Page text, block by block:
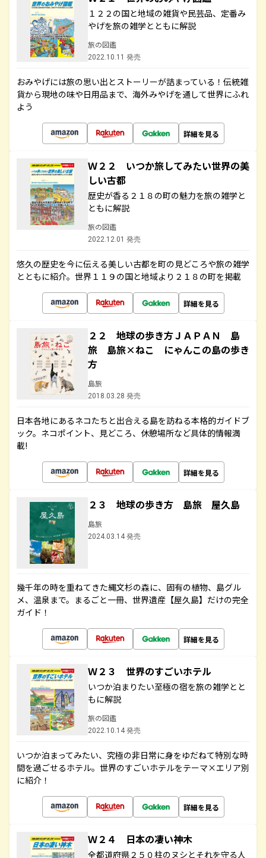
１２２の国と地域の雑貨や民芸品、定番み
やげを旅の雑学とともに解説
旅の図鑑
2022.10.11 発売
おみやげには旅の思い出とストーリーが詰まっている！伝統雑
貨から現地の味や日用品まで、海外みやげを通して世界にふれ
よう
詳細を見る
Ｗ２２ いつか旅してみたい世界の美
しい古都
歴史が香る２１８の町の魅力を旅の雑学と
ともに解説
旅の図鑑
2022.12.01 発売
悠久の歴史を今に伝える美しい古都を町の見どころや旅の雑学
とともに紹介。世界１１９の国と地域より２１８の町を掲載
詳細を見る
２２ 地球の歩き方ＪＡＰＡＮ 島
旅 島旅×ねこ にゃんこの島の歩き
方
島旅
2018.03.28 発売
日本各地にあるネコたちと出合える島を訪ねる本格的ガイドブ
ック。ネコポイント、見どころ、休憩場所など具体的情報満
載!
詳細を見る
２３ 地球の歩き方 島旅 屋久島
島旅
2024.03.14 発売
幾千年の時を重ねてきた縄文杉の森に、固有の植物、島グル
メ、温泉まで。まるごと一冊、世界遺産【屋久島】だけの完全
ガイド！
詳細を見る
Ｗ２３ 世界のすごいホテル
いつか泊まりたい至極の宿を旅の雑学とと
もに解説
旅の図鑑
2022.10.14 発売
いつか泊まってみたい、究極の非日常に身をゆだねて特別な時
間を過ごせるホテル。世界のすごいホテルをテーマ×エリア別
に紹介！
詳細を見る
Ｗ２４ 日本の凄い神木
全都道府県２５０柱のヌシとそれを守る人